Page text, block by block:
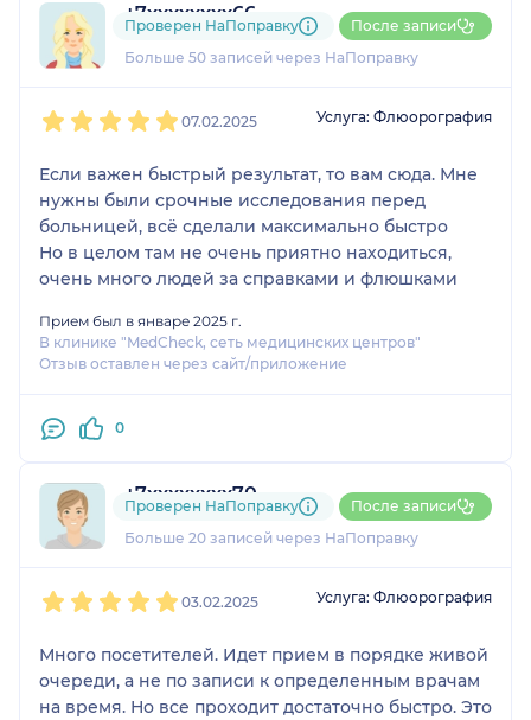
+7xxxxxxxx66
33 отзыва
Больше 50 записей через НаПоправку
Проверен НаПоправку После записи
07.02.2025 Услуга: Флюорография
Если важен быстрый результат, то вам сюда. Мне
нужны были срочные исследования перед
больницей, всё сделали максимально быстро
Но в целом там не очень приятно находиться,
очень много людей за справками и флюшками
Прием был в январе 2025 г.
В клинике "MedCheck, сеть медицинских центров"
Отзыв оставлен через сайт/приложение
0
+7xxxxxxxx70
10 отзывов
Больше 20 записей через НаПоправку
Проверен НаПоправку После записи
03.02.2025 Услуга: Флюорография
Много посетителей. Идет прием в порядке живой
очереди, а не по записи к определенным врачам
на время. Но все проходит достаточно быстро. Это